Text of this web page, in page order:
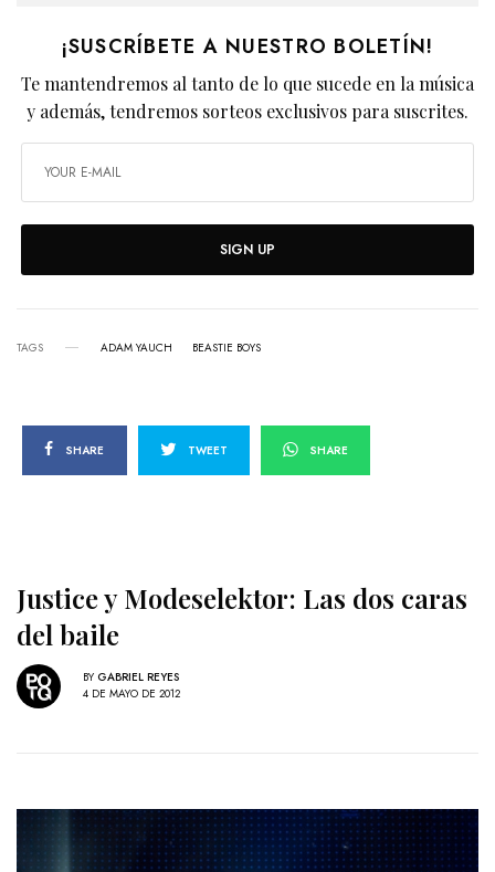
¡SUSCRÍBETE A NUESTRO BOLETÍN!
Te mantendremos al tanto de lo que sucede en la música
y además, tendremos sorteos exclusivos para suscrites.
SIGN UP
TAGS ADAM YAUCH BEASTIE BOYS
SHARE TWEET SHARE
Justice y Modeselektor: Las dos caras
del baile
BY GABRIEL REYES
4 DE MAYO DE 2012